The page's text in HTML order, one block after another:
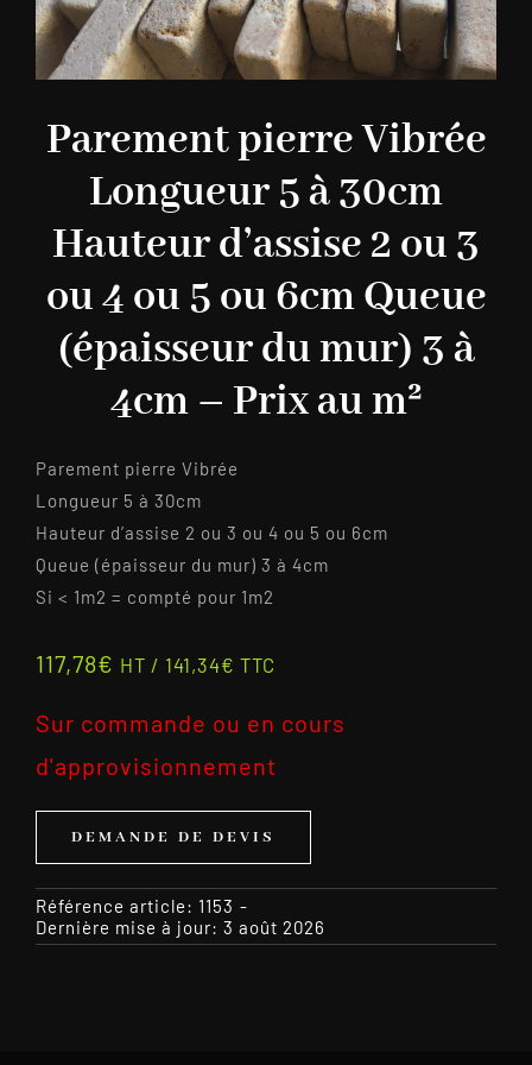
Parement pierre Vibrée
Longueur 5 à 30cm
Hauteur d’assise 2 ou 3
ou 4 ou 5 ou 6cm Queue
(épaisseur du mur) 3 à
4cm – Prix au m²
Parement pierre Vibrée
Longueur 5 à 30cm
Hauteur d’assise 2 ou 3 ou 4 ou 5 ou 6cm
Queue (épaisseur du mur) 3 à 4cm
Si < 1m2 = compté pour 1m2
117,78€ HT / 141,34€ TTC
Sur commande ou en cours
d'approvisionnement
DEMANDE DE DEVIS
Référence article: 1153 -
Dernière mise à jour: 3 août 2026